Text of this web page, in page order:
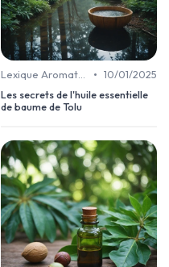
Lexique Aromathérapie • 10/01/2025
Les secrets de l'huile essentielle
de baume de Tolu